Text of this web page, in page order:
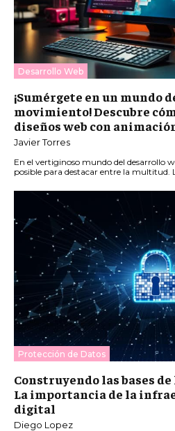
Desarrollo Web
¡Sumérgete en un mundo
movimiento! Descubre
diseños web con
Javier Torres
En el vertiginoso mundo del desarrollo
posible para destacar entre la multitud.
Protección de Datos
Construyendo las bases
La importancia de la
digital
Diego Lopez